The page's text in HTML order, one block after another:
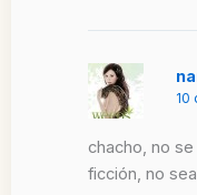
10
chacho, no
ficción, no